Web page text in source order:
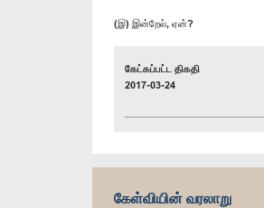
(இ) இன்றேல், ஏன்?
கேட்கப்பட்ட திகதி
2017-03-24
கேள்வியின் வரலாறு